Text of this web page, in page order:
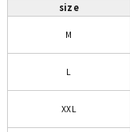
size
M
L
XXL